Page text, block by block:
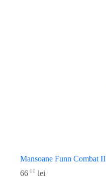
Mansoane Funn Combat II
66 00 lei